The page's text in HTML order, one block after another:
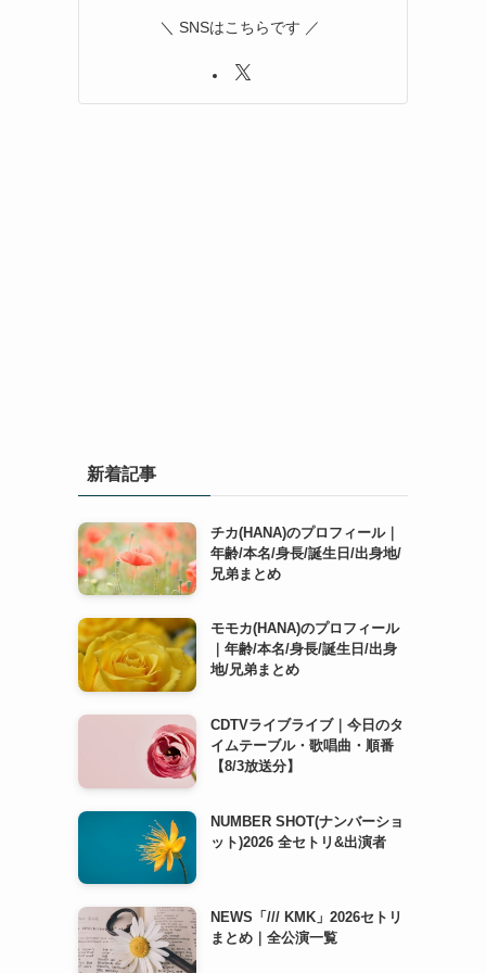
＼ SNSはこちらです ／
新着記事
チカ(HANA)のプロフィール｜
年齢/本名/身長/誕生日/出身地/
兄弟まとめ
モモカ(HANA)のプロフィール
｜年齢/本名/身長/誕生日/出身
地/兄弟まとめ
CDTVライブライブ｜今日のタ
イムテーブル・歌唱曲・順番
【8/3放送分】
NUMBER SHOT(ナンバーショ
ット)2026 全セトリ&出演者
NEWS「/// KMK」2026セトリ
まとめ｜全公演一覧